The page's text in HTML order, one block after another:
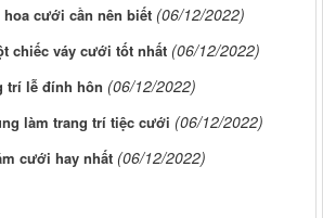
hoa cưới cần nên biết (06/12/2022)
chiếc váy cưới tốt nhất (06/12/2022)
trí lễ đính hôn (06/12/2022)
làm trang trí tiệc cưới (06/12/2022)
cưới hay nhất (06/12/2022)